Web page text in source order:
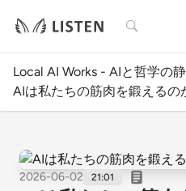
検索
Local AI Works - AIと哲学の
AIは私たちの筋肉を鍛えるの
2026-06-02 21:01